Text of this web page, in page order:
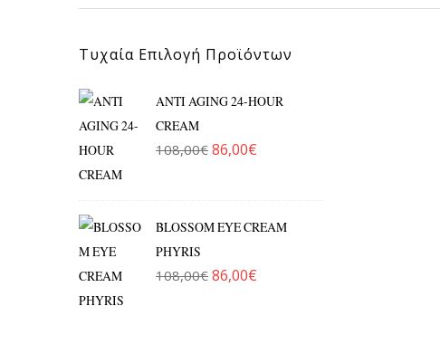
Τυχαία Επιλογή Προϊόντων
ANTI AGING 24-HOUR
CREAM
108,00€ Original price was: 108,00€.
86,00€
BLOSSOM EYE CREAM
PHYRIS
108,00€ Original price was: 108,00€.
86,00€